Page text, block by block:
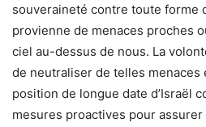
souveraineté contre toute forme
provienne de menaces proches
ciel au-dessus de nous. La
de neutraliser de telles menaces
position de longue date d’Israël
mesures proactives pour assurer